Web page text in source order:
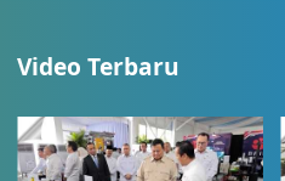
Video Terbaru